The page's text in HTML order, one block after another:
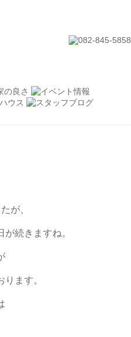
が、
続きますね。
ます。